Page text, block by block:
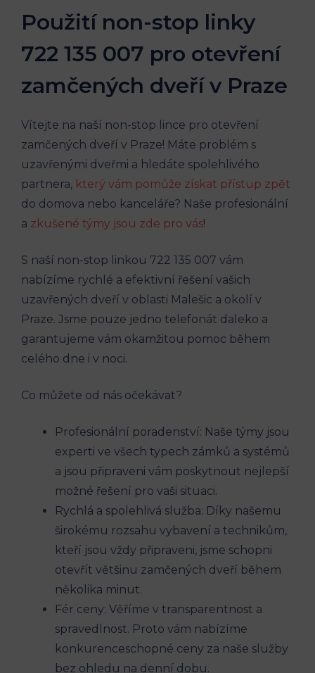
Použití non-stop linky
722 135 007‍ pro otevření
zamčených dveří‍ v Praze
Vítejte na naší⁢ non-stop lince pro‌ otevření
zamčených ‌dveří v Praze! Máte problém s
⁣uzavřenými dveřmi a hledáte spolehlivého
partnera, který vám pomůže získat přístup zpět
do domova ‌nebo kanceláře? Naše profesionální
a zkušené týmy jsou zde ⁣pro vás!⁢
S naší non-stop linkou 722 135 007 ⁣vám
nabízíme rychlé a‌ efektivní‍ řešení vašich
uzavřených dveří v oblasti ​Malešic a okolí v
Praze. Jsme pouze jedno telefonát daleko a
garantujeme vám okamžitou pomoc během
celého dne i v noci.
Co můžete od nás očekávat? ​
Profesionální poradenství: Naše ⁤týmy jsou
experti ⁢ve všech typech zámků a systémů
a jsou​ připraveni​ vám ‍poskytnout nejlepší
možné řešení pro vaši situaci.
Rychlá a spolehlivá služba: Díky našemu
širokému rozsahu vybavení a technikům,
kteří jsou vždy připraveni, jsme schopni
otevřít ‍většinu zamčených dveří během
několika ‌minut.
Fér ceny: Věříme ⁤v transparentnost a
spravedlnost. Proto vám nabízíme
konkurenceschopné ceny za ​naše služby
bez ​ohledu na denní dobu.